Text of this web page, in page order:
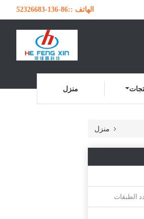
الهاتف ::86-136-52326683
منزل
منزل
الطبقات